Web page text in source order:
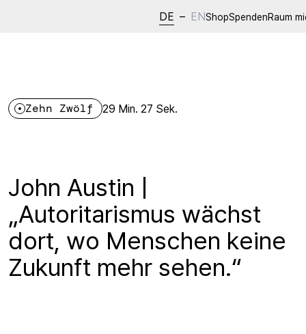
DE – ENShopSpendenRaum
Zehn Zwölf 29 Min. 27 Sek.
John Austin |
„Autoritarismus wächst
dort, wo Menschen keine
Zukunft mehr sehen.“